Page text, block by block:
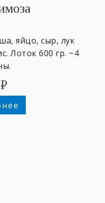
яйцо, сыр, лук
Лоток 600 гр. ~4
₽